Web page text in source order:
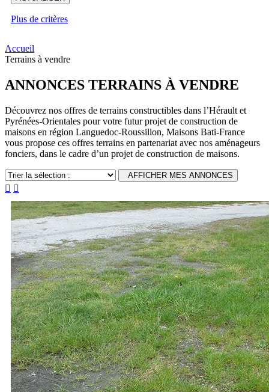
Plus de critères
Accueil
Terrains à vendre
ANNONCES TERRAINS À VENDRE
Découvrez nos offres de terrains constructibles dans l’Hérault et
Pyrénées-Orientales pour votre futur projet de construction de
maisons en région Languedoc-Roussillon, Maisons Bati-France
vous propose ces offres terrains en partenariat avec nos aménageurs
fonciers, dans le cadre d’un projet de construction de maisons.
AFFICHER MES ANNONCES
 